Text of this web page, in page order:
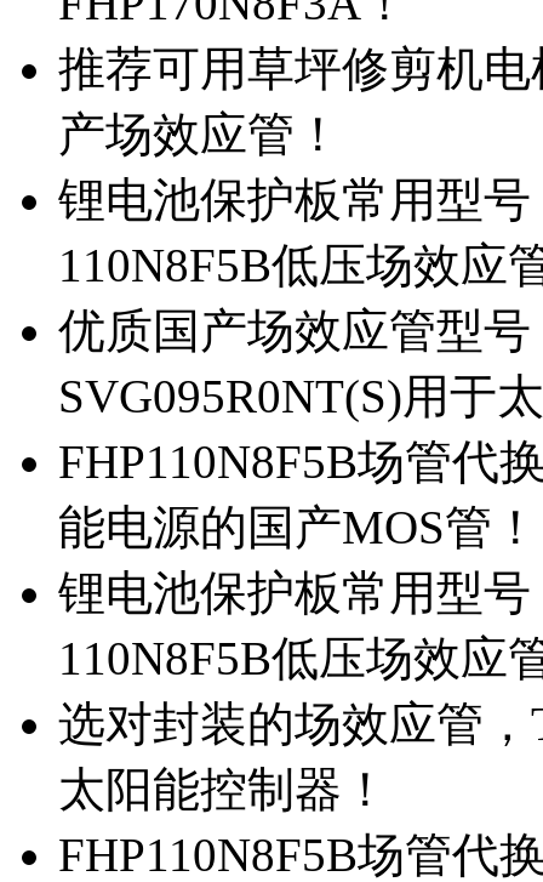
推荐可用草坪修剪机电
产场效应管！
锂电池保护板常用型号
110N8F5B低压场效应
优质国产场效应管型
SVG095R0NT(S)用于
FHP110N8F5B场管代
能电源的国产MOS管！
锂电池保护板常用型
110N8F5B低压场效应
选对封装的场效应管
太阳能控制器！
FHP110N8F5B场管代